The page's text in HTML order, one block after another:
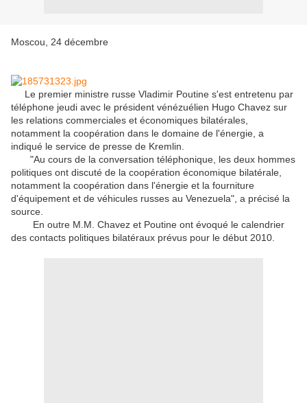
Moscou, 24 décembre
Le premier ministre russe Vladimir Poutine s'est entretenu par
téléphone jeudi avec le président vénézuélien Hugo Chavez sur
les relations commerciales et économiques bilatérales,
notamment la coopération dans le domaine de l'énergie, a
indiqué le service de presse de Kremlin.
"Au cours de la conversation téléphonique, les deux hommes
politiques ont discuté de la coopération économique bilatérale,
notamment la coopération dans l'énergie et la fourniture
d'équipement et de véhicules russes au Venezuela", a précisé la
source.
En outre M.M. Chavez et Poutine ont évoqué le calendrier
des contacts politiques bilatéraux prévus pour le début 2010.